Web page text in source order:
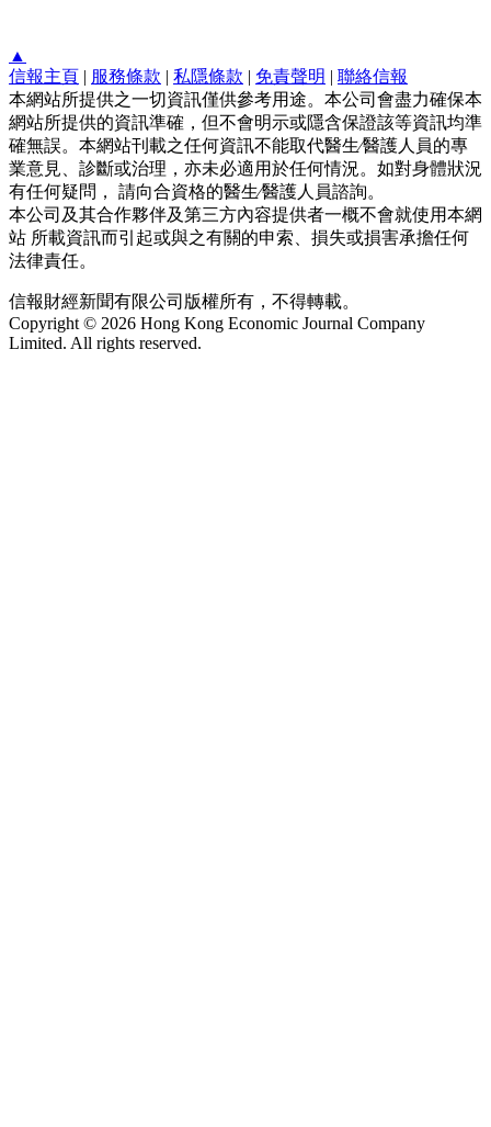
▲
信報主頁 | 服務條款 | 私隱條款 | 免責聲明 | 聯絡信報
本網站所提供之一切資訊僅供參考用途。本公司會盡力確保本
網站所提供的資訊準確，但不會明示或隱含保證該等資訊均準
確無誤。本網站刊載之任何資訊不能取代醫生∕醫護人員的專
業意見、診斷或治理，亦未必適用於任何情況。如對身體狀況
有任何疑問， 請向合資格的醫生∕醫護人員諮詢。
本公司及其合作夥伴及第三方內容提供者一概不會就使用本網
站 所載資訊而引起或與之有關的申索、損失或損害承擔任何
法律責任。
信報財經新聞有限公司版權所有，不得轉載。
Copyright © 2026 Hong Kong Economic Journal Company
Limited. All rights reserved.